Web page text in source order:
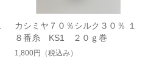
カシミヤ７０％シルク３０％ １
８番糸 KS1 ２０ｇ巻
1,800円 （税込み）